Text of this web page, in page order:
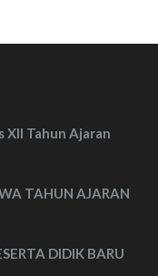
XII Tahun Ajaran
TAHUN AJARAN
DIDIK BARU